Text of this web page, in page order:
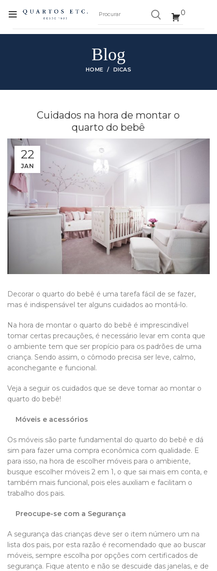
0
Blog
HOME DICAS
Cuidados na hora de montar o
quarto do bebê
22
JAN
Decorar o quarto do bebê é uma tarefa fácil de se fazer,
mas é indispensável ter alguns cuidados ao montá-lo.
Na hora de montar o quarto do bebê é imprescindível
tomar certas precauções, é necessário levar em conta que
o ambiente tem que ser propício para os padrões de uma
criança. Sendo assim, o cômodo precisa ser leve, calmo,
aconchegante e funcional.
Veja a seguir os cuidados que se deve tomar ao montar o
quarto do bebê!
Móveis e acessórios
Os móveis são parte fundamental do quarto do bebê e dá
sim para fazer uma compra econômica com qualidade. E
para isso, na hora de escolher móveis para o ambiente,
busque escolher móveis 2 em 1, o que sai mais em conta, e
também mais funcional, pois eles auxiliam e facilitam o
trabalho dos pais.
Preocupe-se com a Segurança
A segurança das crianças deve ser o item número um na
lista dos pais, por esta razão é recomendado que ao buscar
móveis, sempre escolha por opções com certificados de
segurança. Fique atento e não se descuide das janelas, e de